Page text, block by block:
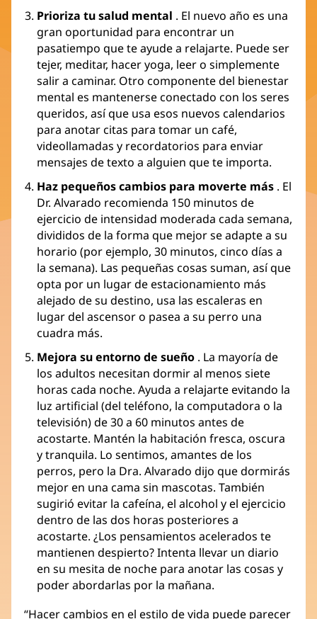
Prioriza tu salud mental . El nuevo año es una
gran oportunidad para encontrar un
pasatiempo que te ayude a relajarte. Puede ser
tejer, meditar, hacer yoga, leer o simplemente
salir a caminar. Otro componente del bienestar
mental es mantenerse conectado con los seres
queridos, así que usa esos nuevos calendarios
para anotar citas para tomar un café,
videollamadas y recordatorios para enviar
mensajes de texto a alguien que te importa.
Haz pequeños cambios para moverte más . El
Dr. Alvarado recomienda 150 minutos de
ejercicio de intensidad moderada cada semana,
divididos de la forma que mejor se adapte a su
horario (por ejemplo, 30 minutos, cinco días a
la semana). Las pequeñas cosas suman, así que
opta por un lugar de estacionamiento más
alejado de su destino, usa las escaleras en
lugar del ascensor o pasea a su perro una
cuadra más.
Mejora su entorno de sueño . La mayoría de
los adultos necesitan dormir al menos siete
horas cada noche. Ayuda a relajarte evitando la
luz artificial (del teléfono, la computadora o la
televisión) de 30 a 60 minutos antes de
acostarte. Mantén la habitación fresca, oscura
y tranquila. Lo sentimos, amantes de los
perros, pero la Dra. Alvarado dijo que dormirás
mejor en una cama sin mascotas. También
sugirió evitar la cafeína, el alcohol y el ejercicio
dentro de las dos horas posteriores a
acostarte. ¿Los pensamientos acelerados te
mantienen despierto? Intenta llevar un diario
en su mesita de noche para anotar las cosas y
poder abordarlas por la mañana.
“Hacer cambios en el estilo de vida puede parecer